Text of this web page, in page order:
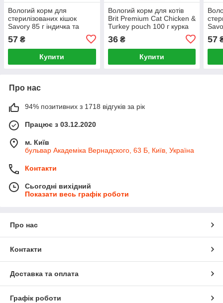
Вологий корм для
стерилізованих кішок
Savory 85 г індичка та
57 ₴
Купити
Вологий корм для котів
Brit Premium Cat Chicken &
Turkey pouch 100 г курка
36₴
Купити
57
Про нас
94% позитивних з 1718 відгуків за рік
Працює з 03.12.2020
м. Київ
бульвар Академіка Вернадского, 63 Б, Київ, Україна
Контакти
Сьогодні вихідний
Показати весь графік роботи
Про нас
Контакти
Доставка та оплата
Графік роботи